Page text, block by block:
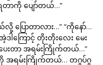
ာကို ပျော်တယ်…”
ြောတာလား…” “ကိုနော်…
ါကြောင့် တိုးတိုးလေး မေး
ေးတာ အရမ်းကြိုက်တယ်…”
ကို အရမ်းကြိုက်တယ်… တဂွပ်ဂွ